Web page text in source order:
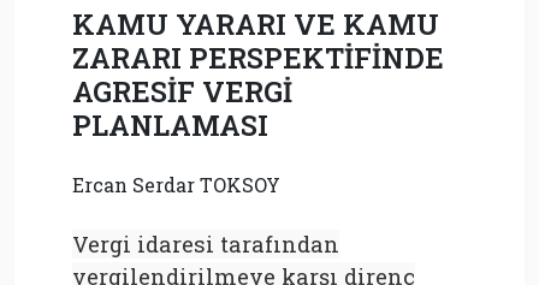
KAMU YARARI VE KAMU
ZARARI PERSPEKTİFİNDE
AGRESİF VERGİ
PLANLAMASI
Ercan Serdar TOKSOY
Vergi idaresi tarafından
vergilendirilmeye karşı direnç